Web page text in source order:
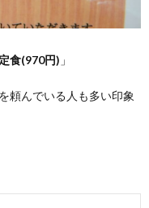
食(970円) 」
頼んでいる人も多い印象